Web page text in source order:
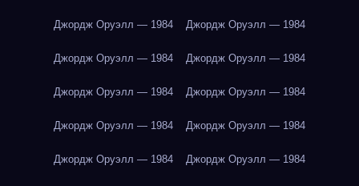
Джордж Оруэлл — 1984 Джордж Оруэлл — 1984
Джордж Оруэлл — 1984 Джордж Оруэлл — 1984
Джордж Оруэлл — 1984 Джордж Оруэлл — 1984
Джордж Оруэлл — 1984 Джордж Оруэлл — 1984
Джордж Оруэлл — 1984 Джордж Оруэлл — 1984